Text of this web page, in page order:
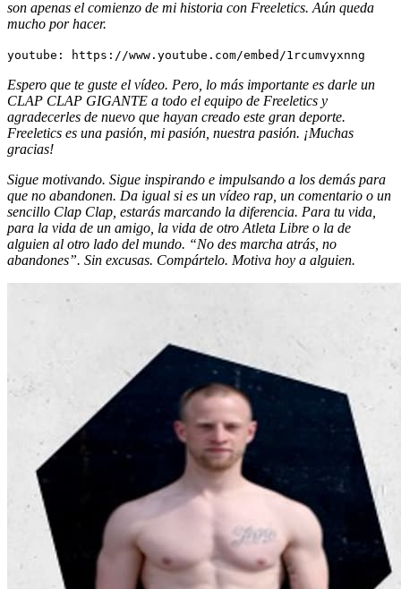
son apenas el comienzo de mi historia con Freeletics. Aún queda
mucho por hacer.
youtube: https://www.youtube.com/embed/1rcumvyxnng
Espero que te guste el vídeo. Pero, lo más importante es darle un
CLAP CLAP GIGANTE a todo el equipo de Freeletics y
agradecerles de nuevo que hayan creado este gran deporte.
Freeletics es una pasión, mi pasión, nuestra pasión. ¡Muchas
gracias!
Sigue motivando. Sigue inspirando e impulsando a los demás para
que no abandonen. Da igual si es un vídeo rap, un comentario o un
sencillo Clap Clap, estarás marcando la diferencia. Para tu vida,
para la vida de un amigo, la vida de otro Atleta Libre o la de
alguien al otro lado del mundo. “No des marcha atrás, no
abandones”. Sin excusas. Compártelo. Motiva hoy a alguien.